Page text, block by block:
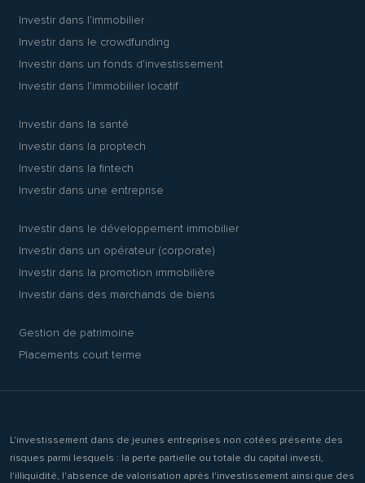
Investir dans l’immobilier
Investir dans le crowdfunding
Investir dans un fonds d’investissement
Investir dans l’immobilier locatif
Investir dans la santé
Investir dans la proptech
Investir dans la fintech
Investir dans une entreprise
Investir dans le développement immobilier
Investir dans un opérateur (corporate)
Investir dans la promotion immobilière
Investir dans des marchands de biens
Gestion de patrimoine
Placements court terme
L'investissement dans de jeunes entreprises non cotées présente des
risques parmi lesquels : la perte partielle ou totale du capital investi,
l'illiquidité, l'absence de valorisation après l'investissement ainsi que des